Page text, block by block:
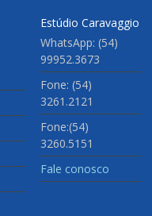
Estúdio Caravaggio
WhatsApp: (54)
99952.3673
Fone: (54)
3261.2121
Fone:(54)
3260.5151
Fale conosco